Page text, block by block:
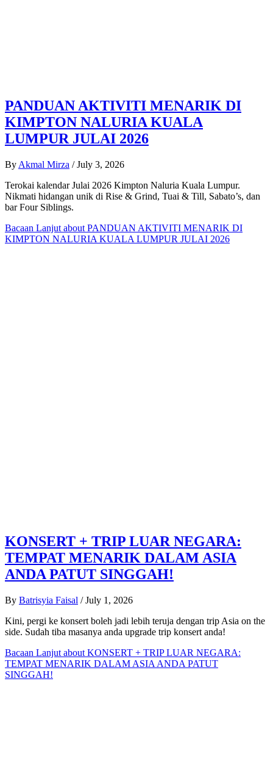
PANDUAN AKTIVITI MENARIK DI
KIMPTON NALURIA KUALA
LUMPUR JULAI 2026
By Akmal Mirza / July 3, 2026
Terokai kalendar Julai 2026 Kimpton Naluria Kuala Lumpur.
Nikmati hidangan unik di Rise & Grind, Tuai & Till, Sabato’s, dan
bar Four Siblings.
Bacaan Lanjut about PANDUAN AKTIVITI MENARIK DI
KIMPTON NALURIA KUALA LUMPUR JULAI 2026
KONSERT + TRIP LUAR NEGARA:
TEMPAT MENARIK DALAM ASIA
ANDA PATUT SINGGAH!
By Batrisyia Faisal / July 1, 2026
Kini, pergi ke konsert boleh jadi lebih teruja dengan trip Asia on the
side. Sudah tiba masanya anda upgrade trip konsert anda!
Bacaan Lanjut about KONSERT + TRIP LUAR NEGARA:
TEMPAT MENARIK DALAM ASIA ANDA PATUT
SINGGAH!